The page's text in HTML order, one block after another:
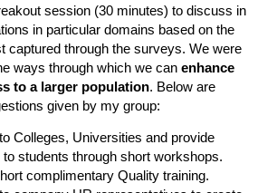
session (30 minutes) to discuss in
in particular domains based on the
captured through the surveys. We were
ways through which we canenhance
to a larger population. Below are
given by my group:
Colleges, Universities and provide
students through short workshops.
complimentary Quality training.